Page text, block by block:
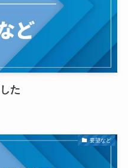
た
要望など